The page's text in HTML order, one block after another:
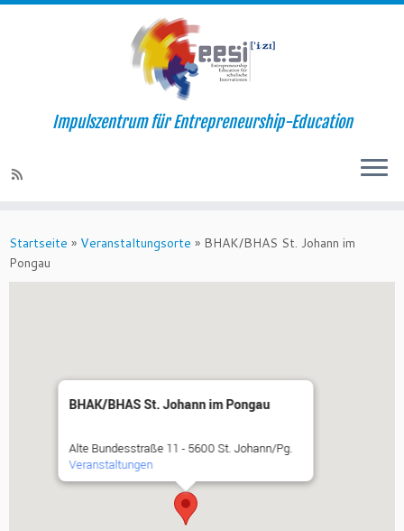
Impulszentrum für Entrepreneurship-Education
Startseite » Veranstaltungsorte » BHAK/BHAS St. Johann im
Pongau
BHAK/BHAS St. Johann im Pongau
Alte Bundesstraße 11 - 5600 St. Johann/Pg.
Veranstaltungen